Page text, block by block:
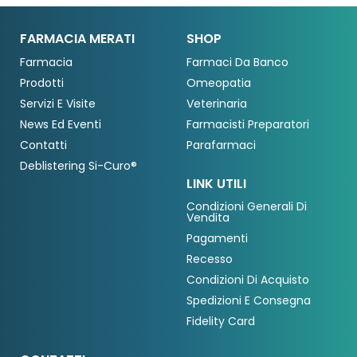
FARMACIA MERATI
Farmacia
Prodotti
Servizi E Visite
News Ed Eventi
Contatti
Deblistering Si-Curo®
SHOP
Farmaci Da Banco
Omeopatia
Veterinaria
Farmacisti Preparatori
Parafarmaci
LINK UTILI
Condizioni Generali Di
Vendita
Pagamenti
Recesso
Condizioni Di Acquisto
Spedizioni E Consegna
Fidelity Card